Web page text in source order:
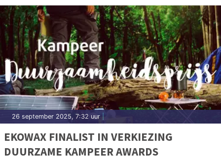
26 september 2025, 7:32 uur
EKOWAX FINALIST IN VERKIEZING
DUURZAME KAMPEER AWARDS